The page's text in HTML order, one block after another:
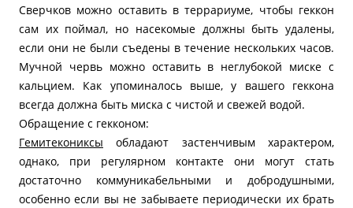
Сверчков можно оставить в террариуме, чтобы геккон
сам их поймал, но насекомые должны быть удалены,
если они не были съедены в течение нескольких часов.
Мучной червь можно оставить в неглубокой миске с
кальцием. Как упоминалось выше, у вашего геккона
всегда должна быть миска с чистой и свежей водой.
Обращение с гекконом:
Гемитекониксы обладают застенчивым характером,
однако, при регулярном контакте они могут стать
достаточно коммуникабельными и добродушными,
особенно если вы не забываете периодически их брать